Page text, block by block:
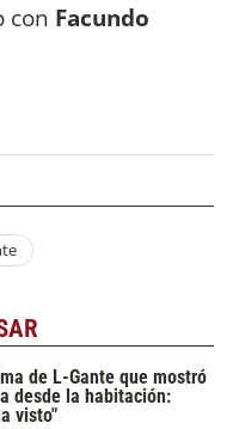
con Facundo
de L-Gante que mostró
desde la habitación:
visto"